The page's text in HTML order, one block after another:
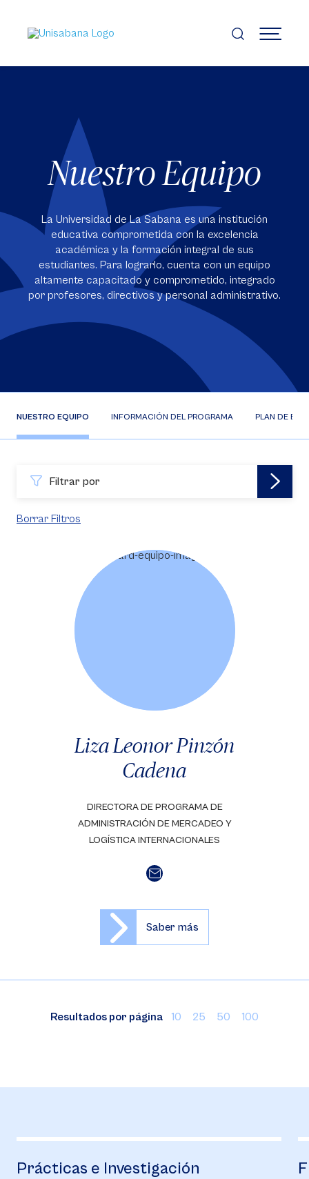
contenido
principal
MENÚ
Nuestro Equipo
La Universidad de La Sabana es una institución
educativa comprometida con la excelencia
académica y la formación integral de sus
estudiantes. Para lograrlo, cuenta con un equipo
altamente capacitado y comprometido, integrado
por profesores, directivos y personal administrativo.
NUESTRO EQUIPO INFORMACIÓN DEL PROGRAMA PLAN DE
Filtrar por
Borrar Filtros
Liza Leonor Pinzón
Cadena
DIRECTORA DE PROGRAMA DE
ADMINISTRACIÓN DE MERCADEO Y
LOGÍSTICA INTERNACIONALES
Saber más
Resultados por página 10 25 50 100
Prácticas e Investigación